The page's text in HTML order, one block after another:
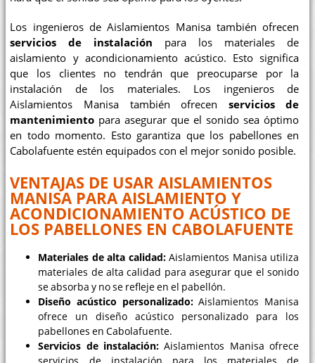
Los ingenieros de Aislamientos Manisa también ofrecen
servicios de instalación para los materiales de
aislamiento y acondicionamiento acústico. Esto significa
que los clientes no tendrán que preocuparse por la
instalación de los materiales. Los ingenieros de
Aislamientos Manisa también ofrecen servicios de
mantenimiento para asegurar que el sonido sea óptimo
en todo momento. Esto garantiza que los pabellones en
Cabolafuente estén equipados con el mejor sonido posible.
VENTAJAS DE USAR AISLAMIENTOS
MANISA PARA AISLAMIENTO Y
ACONDICIONAMIENTO ACÚSTICO DE
LOS PABELLONES EN CABOLAFUENTE
Materiales de alta calidad:Aislamientos Manisa utiliza
materiales de alta calidad para asegurar que el sonido
se absorba y no se refleje en el pabellón.
Diseño acústico personalizado:Aislamientos Manisa
ofrece un diseño acústico personalizado para los
pabellones en Cabolafuente.
Servicios de instalación: Aislamientos Manisa ofrece